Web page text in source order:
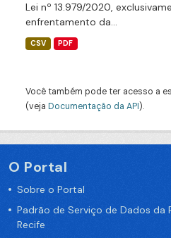
Lei nº 13.979/2020,
enfrentamento da...
CSV PDF
Você também pode ter acesso a
(veja Documentação da API).
O Portal
Sobre o Portal
Padrão de Serviço de Dados da
Recife